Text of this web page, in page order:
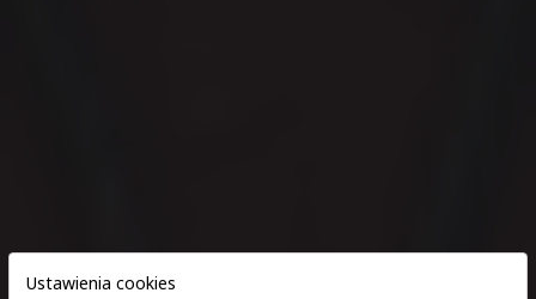
Ustawienia cookies